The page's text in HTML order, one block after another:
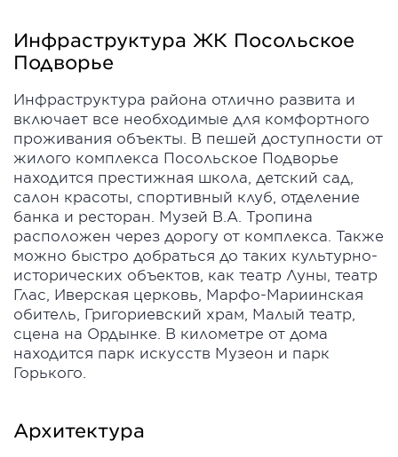
Инфраструктура ЖК Посольское
Подворье
Инфраструктура района отлично развита и
включает все необходимые для комфортного
проживания объекты. В пешей доступности от
жилого комплекса Посольское Подворье
находится престижная школа, детский сад,
салон красоты, спортивный клуб, отделение
банка и ресторан. Музей В.А. Тропина
расположен через дорогу от комплекса. Также
можно быстро добраться до таких культурно-
исторических объектов, как театр Луны, театр
Глас, Иверская церковь, Марфо-Мариинская
обитель, Григориевский храм, Малый театр,
сцена на Ордынке. В километре от дома
находится парк искусств Музеон и парк
Горького.
Архитектура